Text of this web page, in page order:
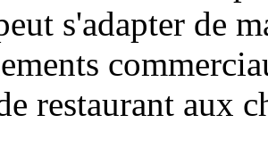
s'adapter de
restaurant aux